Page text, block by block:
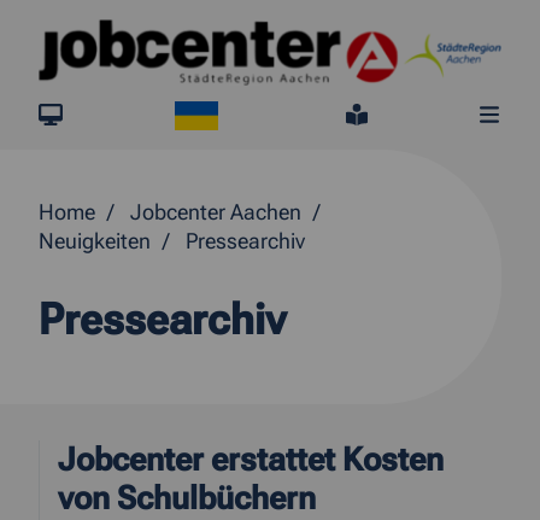
Springe direkt zum Inhalt
jobcenter.digital
Leichte
Home
Jobcenter Aachen
Neuigkeiten
Pressearchiv
Pressearchiv
Jobcenter erstattet Kosten
von Schulbüchern